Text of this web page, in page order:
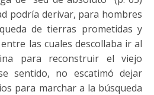
podría derivar, para hombres
de tierras prometidas y
las cuales descollaba ir al
para reconstruir el viejo
sentido, no escatimó dejar
para marchar a la búsqueda